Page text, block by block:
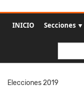
INICIO Secciones ▼
Elecciones 2019